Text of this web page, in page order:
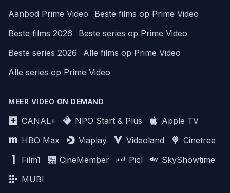
Aanbod Prime Video
Beste films op Prime Video
Beste films 2026
Beste series op Prime Video
Beste series 2026
Alle films op Prime Video
Alle series op Prime Video
MEER VIDEO ON DEMAND
CANAL+ NPO Start & Plus
Apple TV
HBO Max
Viaplay Videoland
Cinetree
Film1
CineMember Picl
SkyShowtime
MUBI